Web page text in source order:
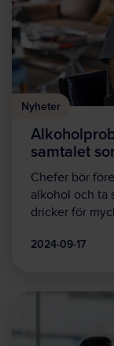
Nyheter
samtalet
Chefer bör
alkohol och ta
dricker för
2024-09-17